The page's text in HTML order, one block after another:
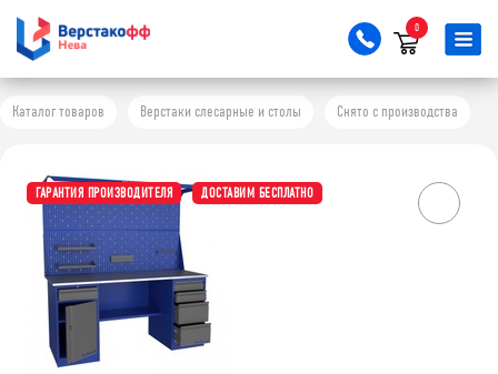
0
Каталог товаров Верстаки слесарные и столы Снято с производства
ГАРАНТИЯ ПРОИЗВОДИТЕЛЯ ДОСТАВИМ БЕСПЛАТНО